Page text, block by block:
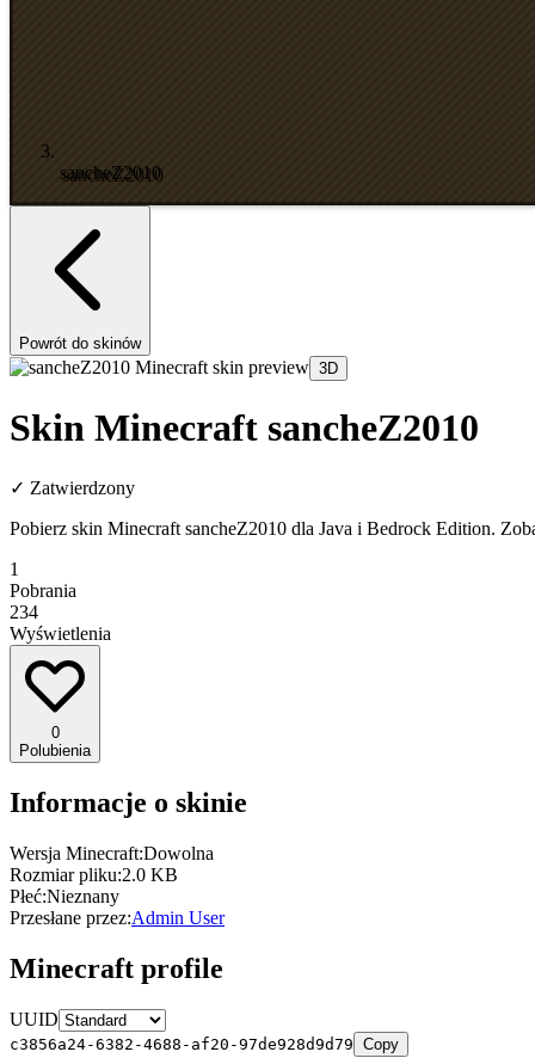
sancheZ2010
Powrót do skinów
3D
Skin Minecraft sancheZ2010
✓ Zatwierdzony
Pobierz skin Minecraft sancheZ2010 dla Java i Bedrock Edition.
1
Pobrania
234
Wyświetlenia
0
Polubienia
Informacje o skinie
Wersja Minecraft:Dowolna
Rozmiar pliku:2.0 KB
Płeć:Nieznany
Przesłane przez:Admin User
Minecraft profile
UUID
c3856a24-6382-4688-af20-97de928d9d79 Copy